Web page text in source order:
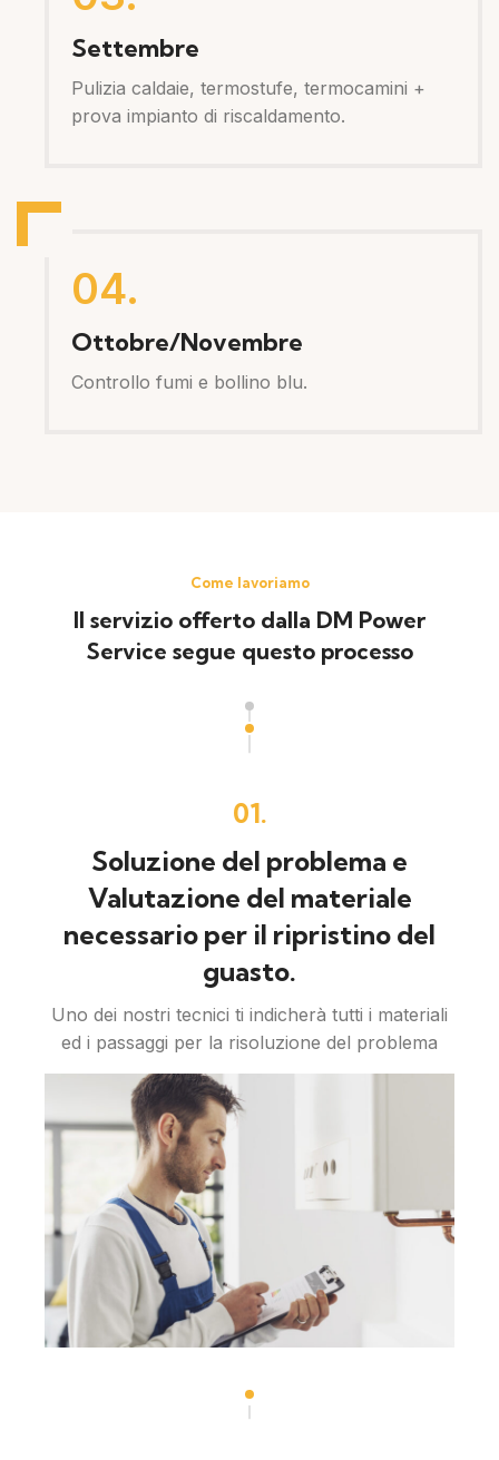
Settembre
Pulizia caldaie, termostufe, termocamini +
prova impianto di riscaldamento.
04.
Ottobre/Novembre
Controllo fumi e bollino blu.
Come lavoriamo
Il servizio offerto dalla DM Power
Service segue questo processo
01.
Soluzione del problema e
Valutazione del materiale
necessario per il ripristino del
guasto.
Uno dei nostri tecnici ti indicherà tutti i materiali
ed i passaggi per la risoluzione del problema